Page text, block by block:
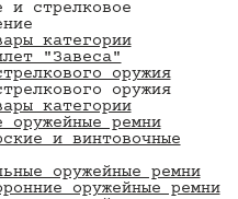
и стрелковое
категории
"Завеса"
оружия
оружия
категории
оружейные ремни
и винтовочные
оружейные ремни
оружейные ремни